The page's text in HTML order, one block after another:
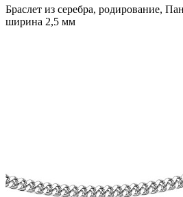
Браслет из серебра, родирование,
ширина 2,5 мм